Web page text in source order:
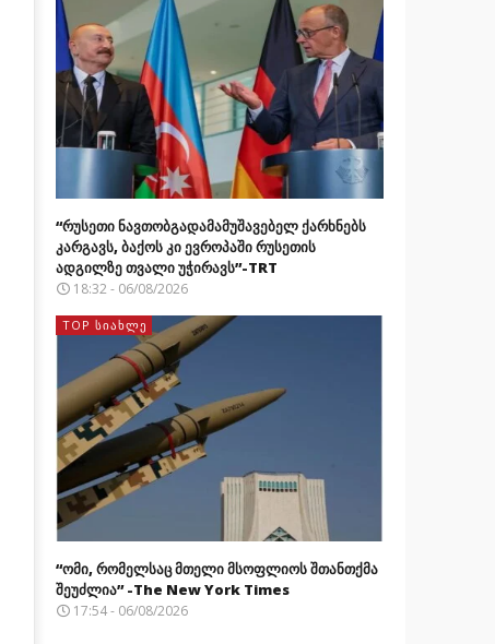
“რუსეთი ნავთობგადამამუშავებელ ქარხნებს
კარგავს, ბაქოს კი ევროპაში რუსეთის
ადგილზე თვალი უჭირავს”-TRT
18:32 - 06/08/2026
TOP ᲡᲘᲐᲮᲚᲔ
“ომი, რომელსაც მთელი მსოფლიოს შთანთქმა
შეუძლია” -The New York Times
17:54 - 06/08/2026